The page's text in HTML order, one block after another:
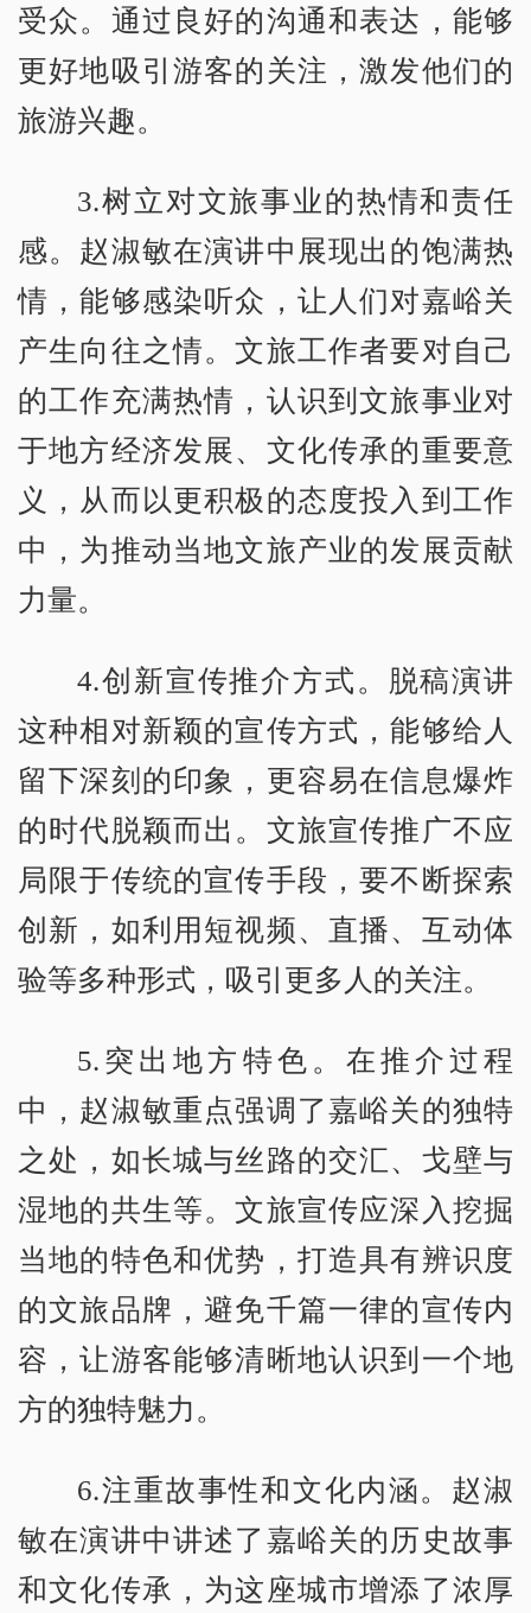
受众。通过良好的沟通和表达，能够
更好地吸引游客的关注，激发他们的
旅游兴趣。
3.树立对文旅事业的热情和责任
感。赵淑敏在演讲中展现出的饱满热
情，能够感染听众，让人们对嘉峪关
产生向往之情。文旅工作者要对自己
的工作充满热情，认识到文旅事业对
于地方经济发展、文化传承的重要意
义，从而以更积极的态度投入到工作
中，为推动当地文旅产业的发展贡献
力量。
4.创新宣传推介方式。脱稿演讲
这种相对新颖的宣传方式，能够给人
留下深刻的印象，更容易在信息爆炸
的时代脱颖而出。文旅宣传推广不应
局限于传统的宣传手段，要不断探索
创新，如利用短视频、直播、互动体
验等多种形式，吸引更多人的关注。
5.突出地方特色。在推介过程
中，赵淑敏重点强调了嘉峪关的独特
之处，如长城与丝路的交汇、戈壁与
湿地的共生等。文旅宣传应深入挖掘
当地的特色和优势，打造具有辨识度
的文旅品牌，避免千篇一律的宣传内
容，让游客能够清晰地认识到一个地
方的独特魅力。
6.注重故事性和文化内涵。赵淑
敏在演讲中讲述了嘉峪关的历史故事
和文化传承，为这座城市增添了浓厚